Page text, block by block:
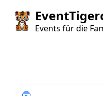
Events für die